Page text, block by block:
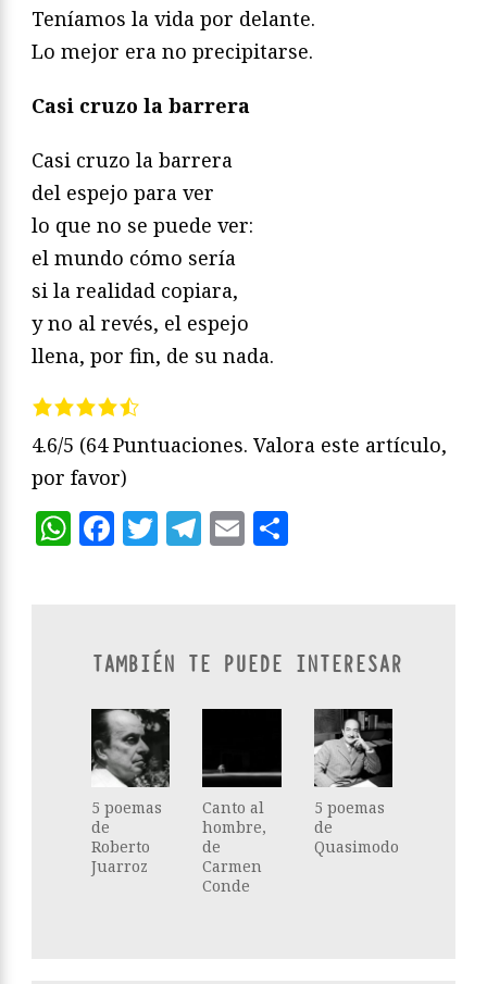
Teníamos la vida por delante.
Lo mejor era no precipitarse.
Casi cruzo la barrera
Casi cruzo la barrera
del espejo para ver
lo que no se puede ver:
el mundo cómo sería
si la realidad copiara,
y no al revés, el espejo
llena, por fin, de su nada.
4.6/5 (64 Puntuaciones. Valora este artículo,
por favor)
WhatsApp
Facebook
Twitter
Telegram
Email
TAMBIÉN TE PUEDE INTERESAR
5 poemas
de
Roberto
Juarroz
Canto al
hombre,
de
Carmen
Conde
5 poemas
de
Quasimodo